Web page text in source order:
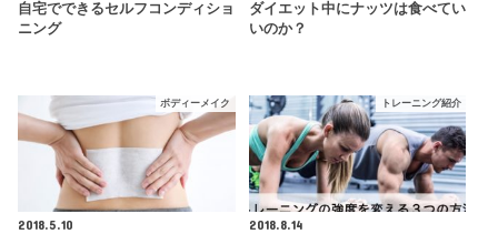
自宅でできるセルフコンディショ
ニング
ダイエット中にナッツは食べてい
いのか？
ボディーメイク
2018.5.10
トレーニング紹介
2018.8.14